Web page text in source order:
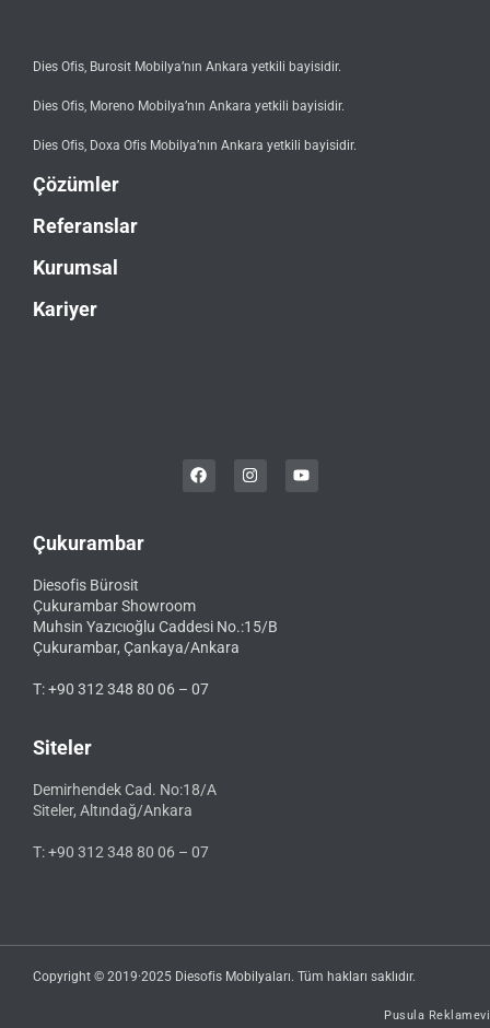
Dies Ofis, Burosit Mobilya’nın Ankara yetkili bayisidir.
Dies Ofis, Moreno Mobilya’nın Ankara yetkili bayisidir.
Dies Ofis, Doxa Ofis Mobilya’nın Ankara yetkili bayisidir.
Çözümler
Referanslar
Kurumsal
Kariyer
Çukurambar
Diesofis Bürosit
Çukurambar Showroom
Muhsin Yazıcıoğlu Caddesi No.:15/B
Çukurambar, Çankaya/Ankara
T: +90 312 348 80 06 – 07
Siteler
Demirhendek Cad. No:18/A
Siteler, Altındağ/Ankara
T: +90 312 348 80 06 – 07
Copyright © 2019·2025 Diesofis Mobilyaları. Tüm hakları saklıdır.
Pusula Reklamevi